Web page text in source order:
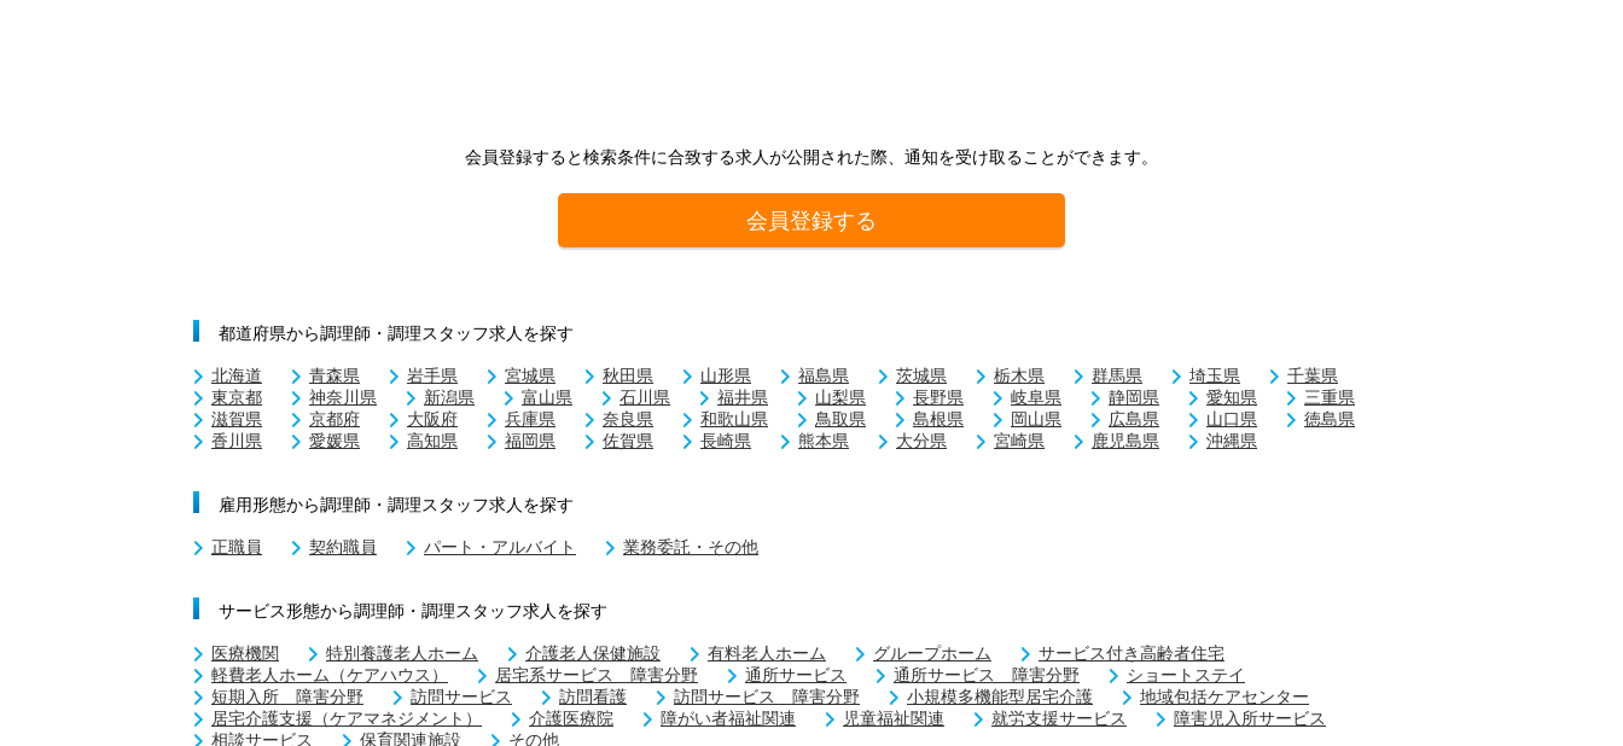
会員登録すると検索条件に合致する求人が公開された際、通知を受け取ることができます。
会員登録する
都道府県から調理師・調理スタッフ求人を探す
北海道 青森県 岩手県 宮城県 秋田県 山形県 福島県 茨城県 栃木県 群馬県 埼玉県
千葉県
東京都
神奈川県 新潟県 富山県 石川県 福井県 山梨県 長野県 岐阜県 静岡県 愛知県
三重県
滋賀県
京都府 大阪府 兵庫県 奈良県 和歌山県 鳥取県 島根県 岡山県 広島県 山口県
徳島県
香川県
愛媛県 高知県 福岡県 佐賀県 長崎県 熊本県 大分県 宮崎県 鹿児島県 沖縄県
雇用形態から調理師・調理スタッフ求人を探す
正職員 契約職員 パート・アルバイト 業務委託・その他
サービス形態から調理師・調理スタッフ求人を探す
医療機関 特別養護老人ホーム 介護老人保健施設 有料老人ホーム グループホーム
サービス付き高齢者住宅
軽費老人ホーム（ケアハウス）
居宅系サービス 障害分野 通所サービス 通所サービス 障害分野
ショートステイ
短期入所 障害分野
訪問サービス 訪問看護 訪問サービス 障害分野 小規模多機能型居宅介護
地域包括ケアセンター
居宅介護支援（ケアマネジメント）
介護医療院 障がい者福祉関連 児童福祉関連 就労支援サービス
障害児入所サービス
相談サービス
保育関連施設 その他